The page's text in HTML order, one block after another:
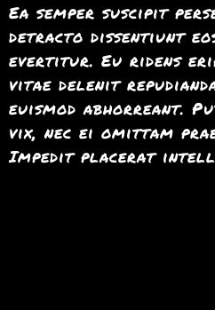
Ea semper suscipit
detracto dissentiunt
evertitur. Eu ridens
vitae delenit
euismod abhorreant.
vix, nec ei omittam
Impedit placerat